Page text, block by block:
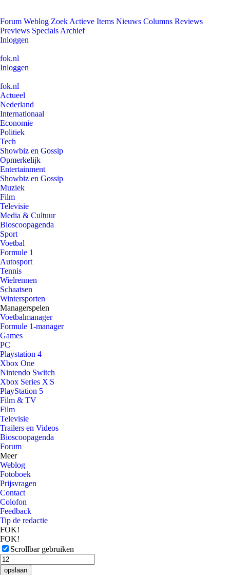
Forum Weblog Zoek Actieve Items Nieuws Columns Reviews
Previews Specials Archief
Inloggen
fok.nl
Inloggen
fok.nl
Actueel
Nederland
Internationaal
Economie
Politiek
Tech
Showbiz en Gossip
Opmerkelijk
Entertainment
Showbiz en Gossip
Muziek
Film
Televisie
Media & Cultuur
Bioscoopagenda
Sport
Voetbal
Formule 1
Autosport
Tennis
Wielrennen
Schaatsen
Wintersporten
Managerspelen
Voetbalmanager
Formule 1-manager
Games
PC
Playstation 4
Xbox One
Nintendo Switch
Xbox Series X|S
PlayStation 5
Film & TV
Film
Televisie
Trailers en Videos
Bioscoopagenda
Forum
Meer
Weblog
Fotoboek
Prijsvragen
Contact
Colofon
Feedback
Tip de redactie
FOK!
FOK!
Scrollbar gebruiken
opslaan